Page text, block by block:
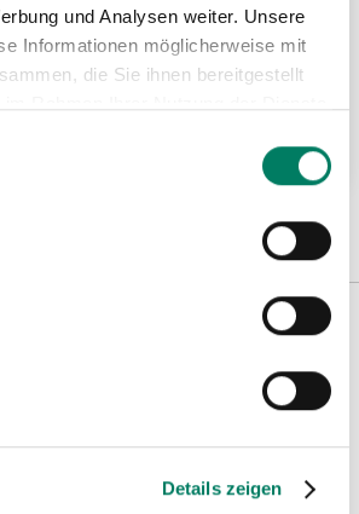
und Analysen weiter. Unsere
Informationen möglicherweise mit
die Sie ihnen bereitgestellt
Details zeigen
Typ SKS